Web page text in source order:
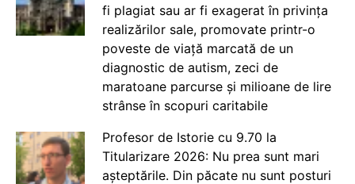
fi plagiat sau ar fi exagerat în privința
realizărilor sale, promovate printr-o
poveste de viață marcată de un
diagnostic de autism, zeci de
maratoane parcurse și milioane de lire
strânse în scopuri caritabile
Profesor de Istorie cu 9.70 la
Titularizare 2026: Nu prea sunt mari
așteptările. Din păcate nu sunt posturi